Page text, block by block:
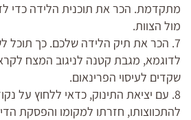
מתקדמת. הכר את תוכנית הלידה כדי
מול הצוות.
7. הכר את תיק הלידה שלכם. כך תוכל
לדוגמא, מגבת קטנה לניגוב המצח
שקדים לעיסוי הפרינאום.
8. עם יציאת התינוק, כדאי ללחוץ על
להתכווצותו, חזרתו למקומו והפסקת